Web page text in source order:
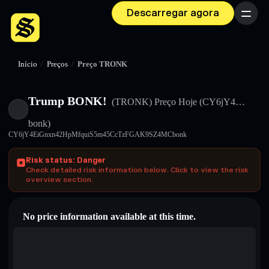
Descarregar agora Menu
Início / Preços / Preço TRONK
Trump BONK! (TRONK) Preço Hoje (CY6jY4…
bonk)
CY6jY4EiGnxn42HpMfquiS5m45CcTzFGAK9SZ4MCbonk
Risk status: Danger
Check detailed risk information below. Click to view the risk
overview section.
No price information available at this time.